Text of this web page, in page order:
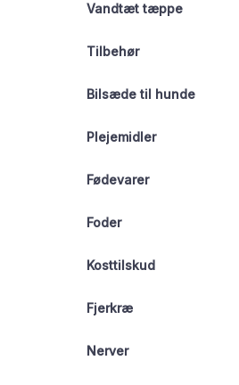
Vandtæt tæppe
Tilbehør
Bilsæde til hunde
Plejemidler
Fødevarer
Foder
Kosttilskud
Fjerkræ
Nerver